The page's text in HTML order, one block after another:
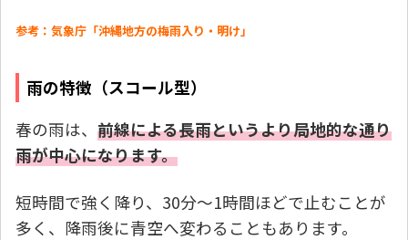
参考：気象庁「沖縄地方の梅雨入り・明け」
雨の特徴（スコール型）
春の雨は、 前線による長雨というより局地的な通り
雨が中心になります。
短時間で強く降り、30分〜1時間ほどで止むことが
多く、降雨後に青空へ変わることもあります。